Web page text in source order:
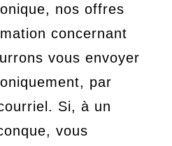
nos offres
concernant
vous envoyer
par
Si, à un
vous